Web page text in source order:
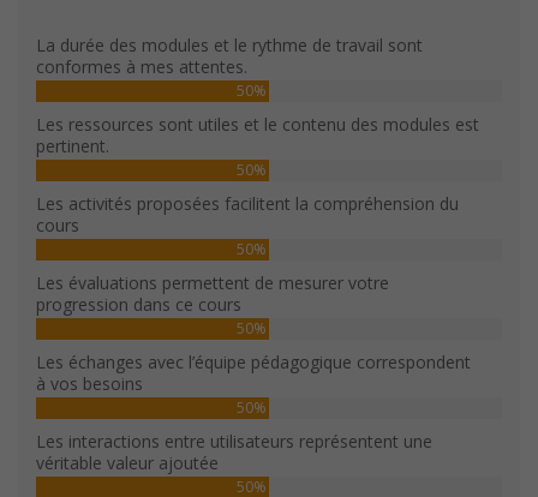
La durée des modules et le rythme de travail sont
conformes à mes attentes.
50%
Les ressources sont utiles et le contenu des modules est
pertinent.
50%
Les activités proposées facilitent la compréhension du
cours
50%
Les évaluations permettent de mesurer votre
progression dans ce cours
50%
Les échanges avec l’équipe pédagogique correspondent
à vos besoins
50%
Les interactions entre utilisateurs représentent une
véritable valeur ajoutée
50%